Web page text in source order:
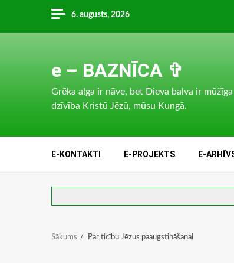
content
6. augusts, 2026
e – BAZNĪCA ✞
Grēka alga ir nāve, bet Dieva balva ir mūžīga
dzīvība Kristū Jēzū, mūsu Kungā.
E-KONTAKTI E-PROJEKTS E-
Sākums Par ticību Jēzus paaugstināšanai